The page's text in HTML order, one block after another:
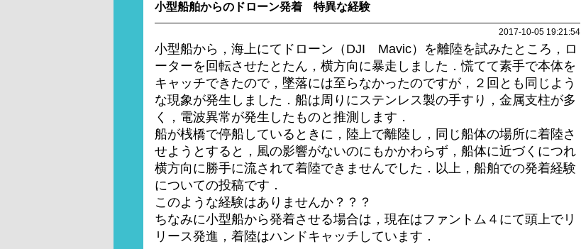
小型船舶からのドローン発着 特異な経験
2017-10-05 19:21:54
小型船から，海上にてドローン（DJI Mavic）を離陸を試みたところ，ロ
ーターを回転させたとたん，横方向に暴走しました．慌てて素手で本体を
キャッチできたので，墜落には至らなかったのですが，２回とも同じよう
な現象が発生しました．船は周りにステンレス製の手すり，金属支柱が多
く，電波異常が発生したものと推測します．
船が桟橋で停船しているときに，陸上で離陸し，同じ船体の場所に着陸さ
せようとすると，風の影響がないのにもかかわらず，船体に近づくにつれ
横方向に勝手に流されて着陸できませんでした．以上，船舶での発着経験
についての投稿です．
このような経験はありませんか？？？
ちなみに小型船から発着させる場合は，現在はファントム４にて頭上でリ
リース発進，着陸はハンドキャッチしています．